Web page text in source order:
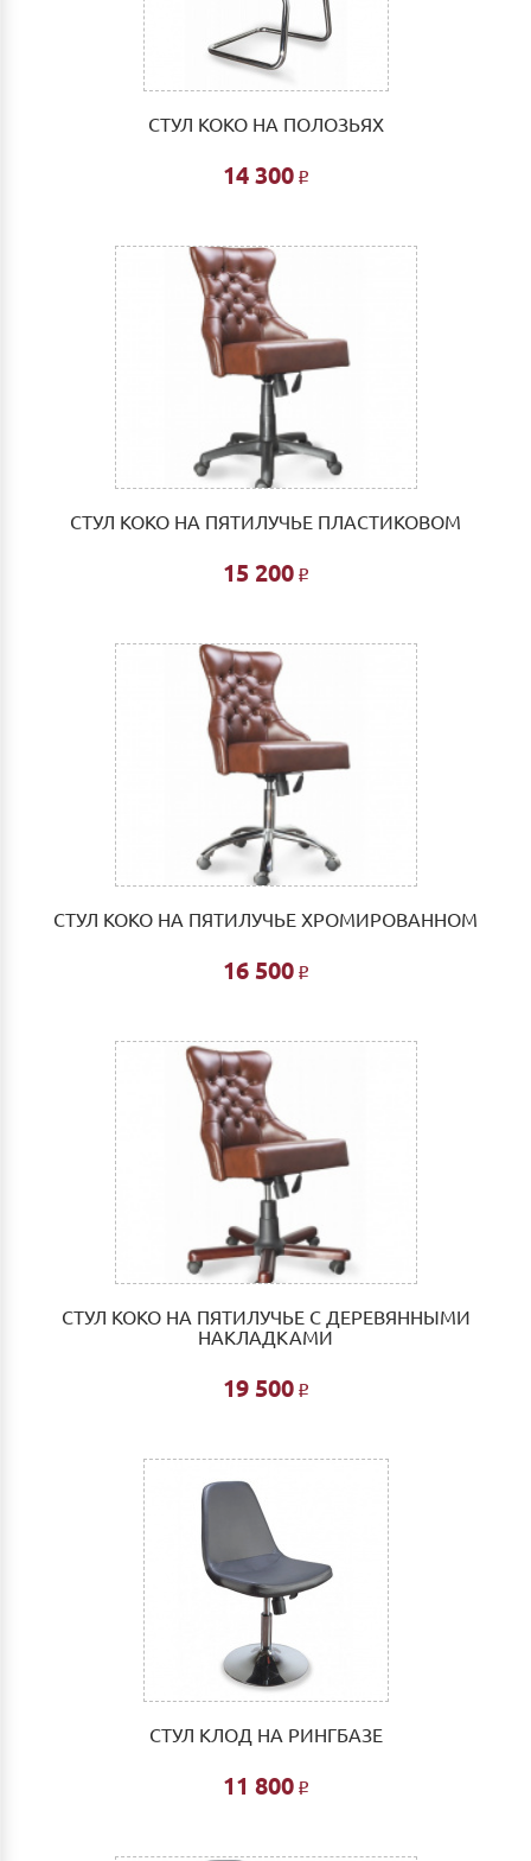
СТУЛ КОКО НА ПОЛОЗЬЯХ
14 300 Р
СТУЛ КОКО НА ПЯТИЛУЧЬЕ ПЛАСТИКОВОМ
15 200 Р
СТУЛ КОКО НА ПЯТИЛУЧЬЕ ХРОМИРОВАННОМ
16 500 Р
СТУЛ КОКО НА ПЯТИЛУЧЬЕ С ДЕРЕВЯННЫМИ
НАКЛАДКАМИ
19 500 Р
СТУЛ КЛОД НА РИНГБАЗЕ
11 800 Р